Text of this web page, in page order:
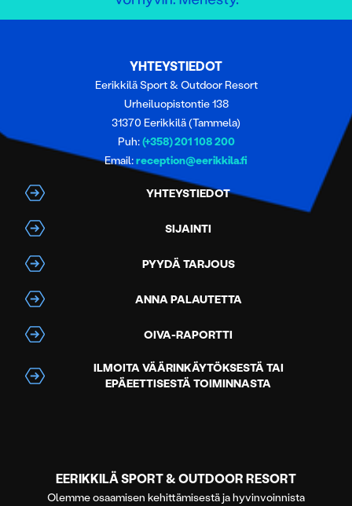
YHTEYSTIEDOT
Eerikkilä Sport & Outdoor Resort
Urheiluopistontie 138
31370 Eerikkilä (Tammela)
Puh:(+358) 201 108 200
Email:reception@eerikkila.fi
YHTEYSTIEDOT
SIJAINTI
PYYDÄ TARJOUS
ANNA PALAUTETTA
OIVA-RAPORTTI
ILMOITA VÄÄRINKÄYTÖKSESTÄ TAI
EPÄEETTISESTÄ TOIMINNASTA
EERIKKILÄ SPORT & OUTDOOR RESORT
Olemme osaamisen kehittämisestä ja hyvinvoinnista